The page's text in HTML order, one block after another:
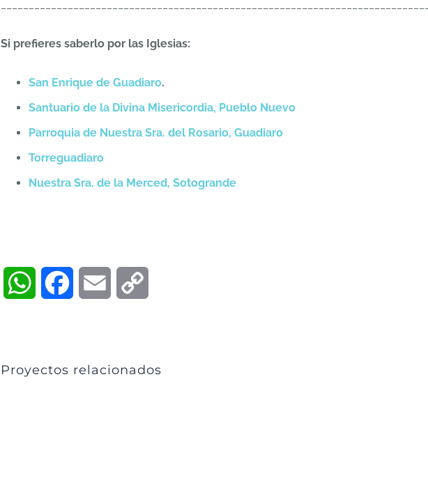
Si prefieres saberlo por las Iglesias:
San Enrique de Guadiaro.
Santuario de la Divina Misericordia, Pueblo Nuevo
Parroquia de Nuestra Sra. del Rosario, Guadiaro
Torreguadiaro
Nuestra Sra. de la Merced, Sotogrande
WhatsAppFacebookEmail
Proyectos relacionados